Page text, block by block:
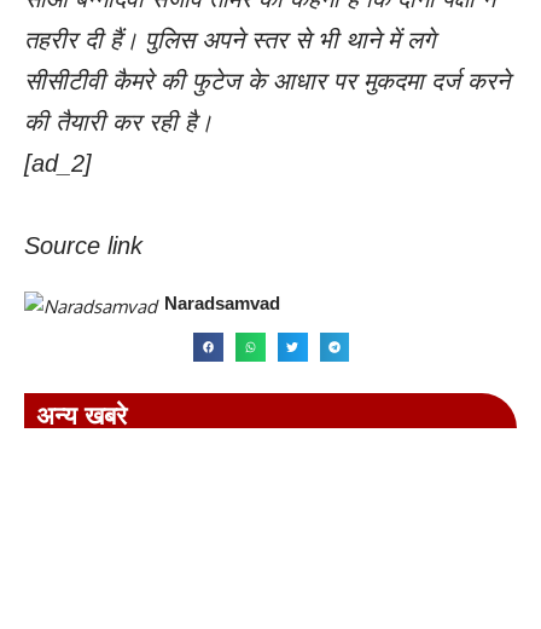
तहरीर दी हैं। पुलिस अपने स्तर से भी थाने में लगे
सीसीटीवी कैमरे की फुटेज के आधार पर मुकदमा दर्ज करने
की तैयारी कर रही है।
[ad_2]
Source link
Naradsamvad
अन्य खबरे